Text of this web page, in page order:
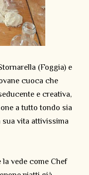
(Foggia) e
cuoca che
e creativa,
a tutto tondo sia
vita attivissima
vede come Chef